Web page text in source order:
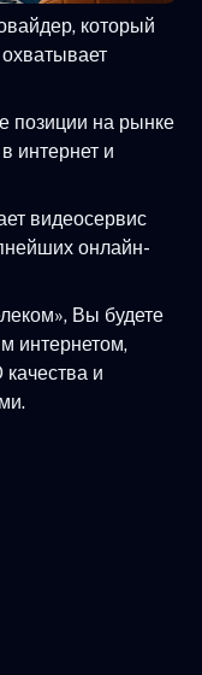
который
охватывает
позиции на рынке
интернет и
видеосервис
онлайн-
Вы будете
интернетом,
и